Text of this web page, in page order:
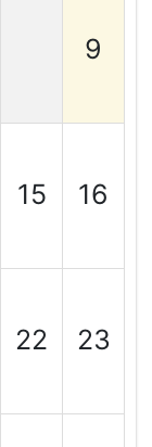
9
15 16
22 23